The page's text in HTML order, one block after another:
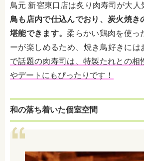
鳥元 新宿東口店は炙り肉寿司が大人
鳥も店内で仕込んでおり、炭火焼き
堪能できます。柔らかい鶏肉を使っ
ーが楽しめるため、焼き鳥好きには
で話題の肉寿司は、特製たれとの相
やデートにもぴったりです！
和の落ち着いた個室空間